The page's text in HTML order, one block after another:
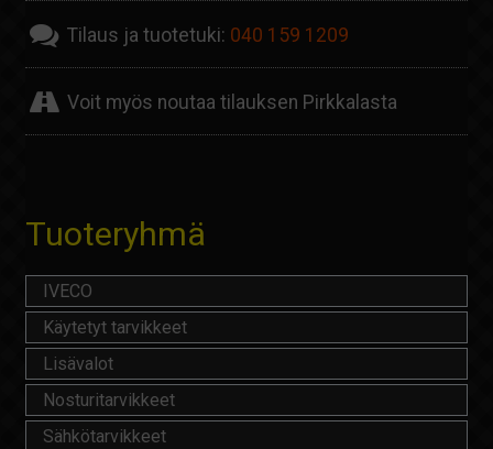
Tilaus ja tuotetuki: 040 159 1209
Voit myös noutaa tilauksen Pirkkalasta
Tuoteryhmä
IVECO
Käytetyt tarvikkeet
Lisävalot
Nosturitarvikkeet
Sähkötarvikkeet